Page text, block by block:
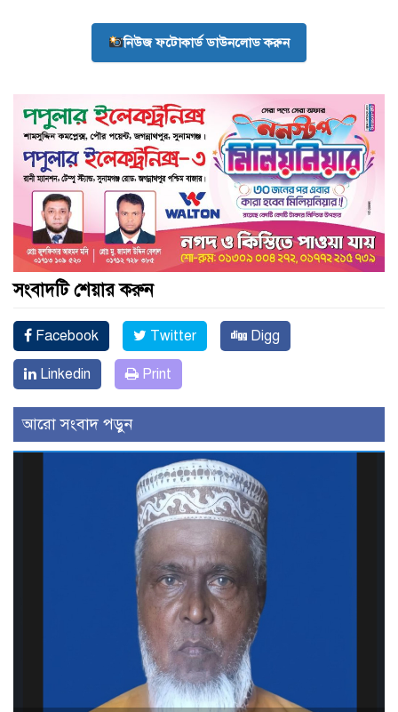
নিউজ ফটোকার্ড ডাউনলোড করুন
সংবাদটি শেয়ার করুন
Facebook Twitter Digg
Linkedin Print
আরো সংবাদ পড়ুন